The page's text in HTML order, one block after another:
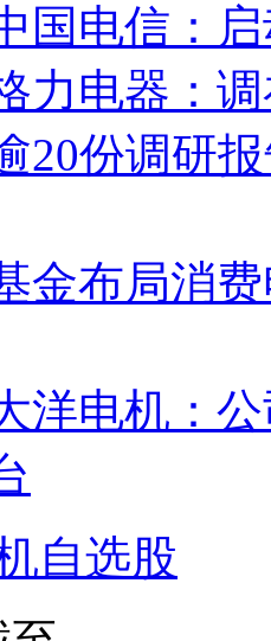
国电信：
力电器：
20份调研
金布局消
洋电机：
自选股